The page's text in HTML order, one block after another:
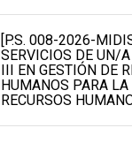
[P.S. 008-2026-
SERVICIOS DE UN/
III EN GESTIÓN DE
HUMANOS PARA
RECURSOS